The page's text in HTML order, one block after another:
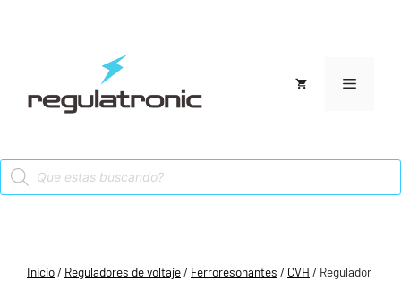
Menú
Products
search
Inicio/ Reguladores de voltaje/ Ferroresonantes / CVH / Regulador